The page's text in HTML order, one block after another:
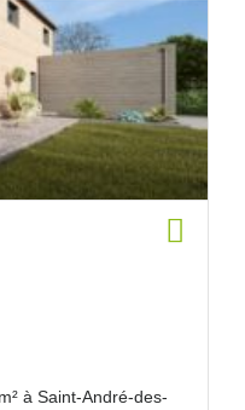
à Saint-André-des-